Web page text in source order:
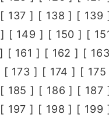
137 ] [ 138 ] [ 139
] [ 149 ] [ 150 ] [
] [ 161 ] [ 162 ] [ 163
[ 173 ] [ 174 ] [ 175
185 ] [ 186 ] [ 187
197 ] [ 198 ] [ 199